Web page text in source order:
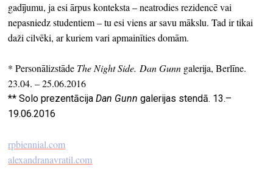
gadījumu, ja esi ārpus konteksta – neatrodies rezidencē vai
nepasniedz studentiem – tu esi viens ar savu mākslu. Tad ir tikai
daži cilvēki, ar kuriem vari apmainīties domām.
* Personālizstāde The Night Side. Dan Gunn galerija, Berlīne.
23.04. – 25.06.2016
** Solo prezentācijaDan Gunn galerijas stendā. 13.–
19.06.2016
rpbiennial.com
alexandranavratil.com